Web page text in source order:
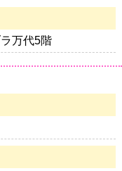
万代5階